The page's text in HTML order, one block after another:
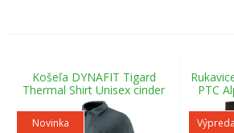
Košeľa DYNAFIT Tigard
Thermal Shirt Unisex cinder
Novinka
PTC